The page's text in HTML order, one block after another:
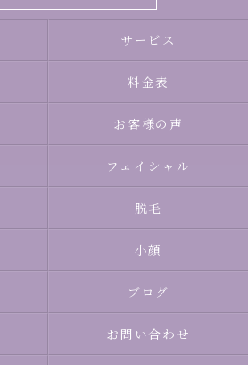
サービス
料金表
お客様の声
フェイシャル
脱毛
小顔
ブログ
お問い合わせ